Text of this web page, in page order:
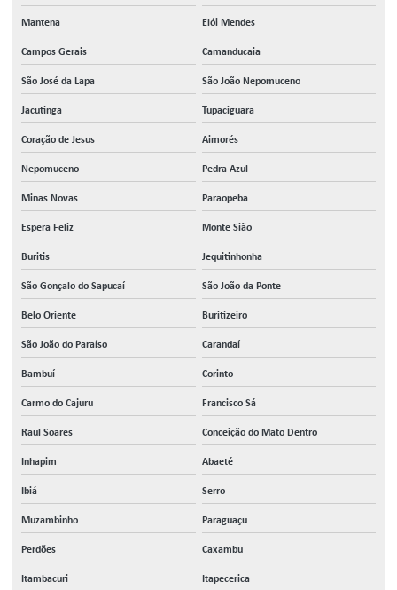
Mantena Elói Mendes
Campos Gerais Camanducaia
São José da Lapa São João Nepomuceno
Jacutinga Tupaciguara
Coração de Jesus Aimorés
Nepomuceno Pedra Azul
Minas Novas Paraopeba
Espera Feliz Monte Sião
Buritis Jequitinhonha
São Gonçalo do Sapucaí São João da Ponte
Belo Oriente Buritizeiro
São João do Paraíso Carandaí
Bambuí Corinto
Carmo do Cajuru Francisco Sá
Raul Soares Conceição do Mato Dentro
Inhapim Abaeté
Ibiá Serro
Muzambinho Paraguaçu
Perdões Caxambu
Itambacuri Itapecerica